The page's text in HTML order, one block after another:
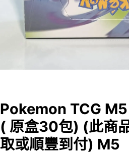
Pokemon TCG
( 原盒30包) (此商
取或順豐到付) M5